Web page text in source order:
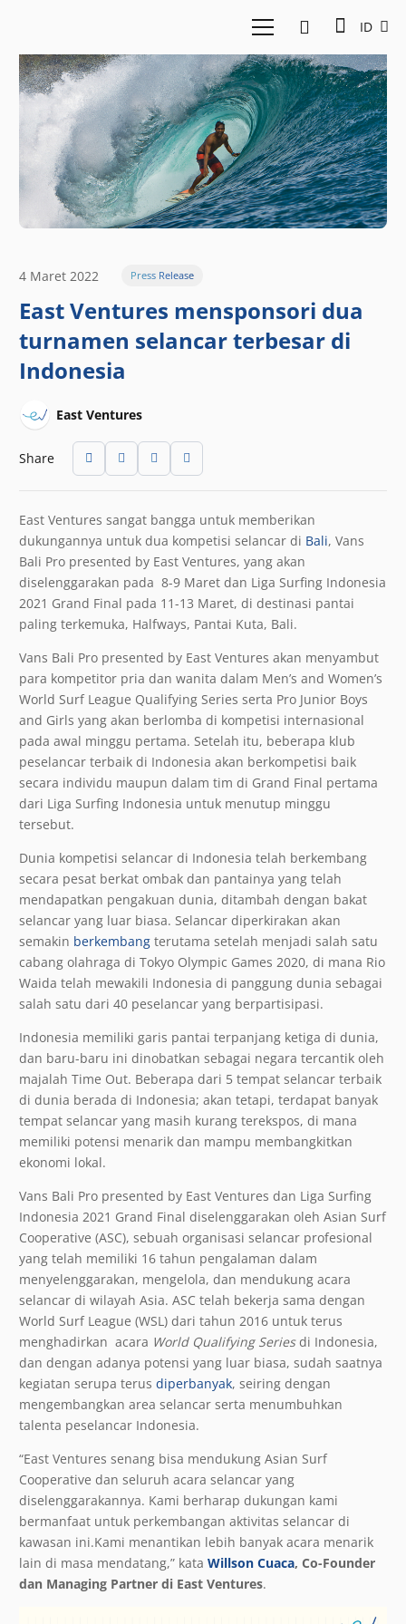
ID
4 Maret 2022 Press Release
East Ventures mensponsori dua
turnamen selancar terbesar di
Indonesia
East Ventures
Share
East Ventures sangat bangga untuk memberikan
dukungannya untuk dua kompetisi selancar di Bali, Vans
Bali Pro presented by East Ventures, yang akan
diselenggarakan pada 8-9 Maret dan Liga Surfing Indonesia
2021 Grand Final pada 11-13 Maret, di destinasi pantai
paling terkemuka, Halfways, Pantai Kuta, Bali.
Vans Bali Pro presented by East Ventures akan menyambut
para kompetitor pria dan wanita dalam Men’s and Women’s
World Surf League Qualifying Series serta Pro Junior Boys
and Girls yang akan berlomba di kompetisi internasional
pada awal minggu pertama. Setelah itu, beberapa klub
peselancar terbaik di Indonesia akan berkompetisi baik
secara individu maupun dalam tim di Grand Final pertama
dari Liga Surfing Indonesia untuk menutup minggu
tersebut.
Dunia kompetisi selancar di Indonesia telah berkembang
secara pesat berkat ombak dan pantainya yang telah
mendapatkan pengakuan dunia, ditambah dengan bakat
selancar yang luar biasa. Selancar diperkirakan akan
semakin berkembang terutama setelah menjadi salah satu
cabang olahraga di Tokyo Olympic Games 2020, di mana Rio
Waida telah mewakili Indonesia di panggung dunia sebagai
salah satu dari 40 peselancar yang berpartisipasi.
Indonesia memiliki garis pantai terpanjang ketiga di dunia,
dan baru-baru ini dinobatkan sebagai negara tercantik oleh
majalah Time Out. Beberapa dari 5 tempat selancar terbaik
di dunia berada di Indonesia; akan tetapi, terdapat banyak
tempat selancar yang masih kurang terekspos, di mana
memiliki potensi menarik dan mampu membangkitkan
ekonomi lokal.
Vans Bali Pro presented by East Ventures dan Liga Surfing
Indonesia 2021 Grand Final diselenggarakan oleh Asian Surf
Cooperative (ASC), sebuah organisasi selancar profesional
yang telah memiliki 16 tahun pengalaman dalam
menyelenggarakan, mengelola, dan mendukung acara
selancar di wilayah Asia. ASC telah bekerja sama dengan
World Surf League (WSL) dari tahun 2016 untuk terus
menghadirkan acara World Qualifying Seriesdi Indonesia,
dan dengan adanya potensi yang luar biasa, sudah saatnya
kegiatan serupa terus diperbanyak, seiring dengan
mengembangkan area selancar serta menumbuhkan
talenta peselancar Indonesia.
“East Ventures senang bisa mendukung Asian Surf
Cooperative dan seluruh acara selancar yang
diselenggarakannya. Kami berharap dukungan kami
bermanfaat untuk perkembangan aktivitas selancar di
kawasan ini.Kami menantikan lebih banyak acara menarik
lain di masa mendatang,” kata Willson Cuaca, Co-Founder
dan Managing Partner di East Ventures.